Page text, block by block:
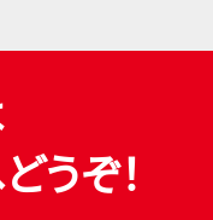
うぞ！